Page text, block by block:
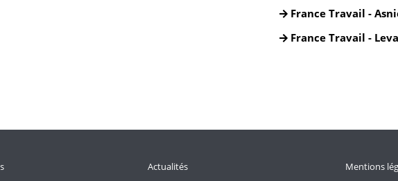
France Travail -
France Travail -
Actualités Mentions